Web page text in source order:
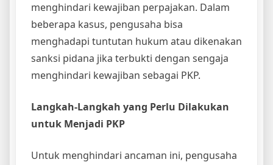
menghindari kewajiban perpajakan. Dalam
beberapa kasus, pengusaha bisa
menghadapi tuntutan hukum atau dikenakan
sanksi pidana jika terbukti dengan sengaja
menghindari kewajiban sebagai PKP.
Langkah-Langkah yang Perlu Dilakukan
untuk Menjadi PKP
Untuk menghindari ancaman ini, pengusaha